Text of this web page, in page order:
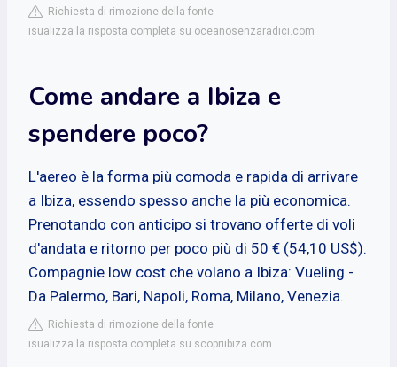
Richiesta di rimozione della fonte
isualizza la risposta completa su oceanosenzaradici.com
Come andare a Ibiza e
spendere poco?
L'aereo è la forma più comoda e rapida di arrivare
a Ibiza, essendo spesso anche la più economica.
Prenotando con anticipo si trovano offerte di voli
d'andata e ritorno per poco più di 50 € (54,10 US$).
Compagnie low cost che volano a Ibiza: Vueling -
Da Palermo, Bari, Napoli, Roma, Milano, Venezia.
Richiesta di rimozione della fonte
isualizza la risposta completa su scopriibiza.com